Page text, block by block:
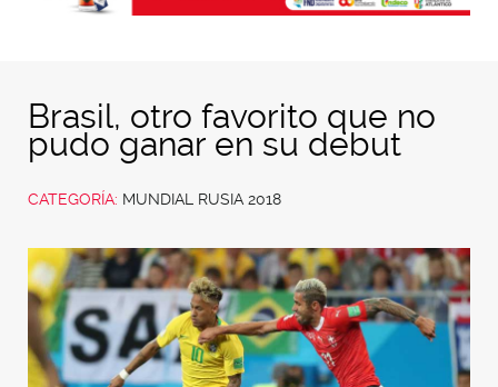
Brasil, otro favorito que no
pudo ganar en su debut
CATEGORÍA: MUNDIAL RUSIA 2018